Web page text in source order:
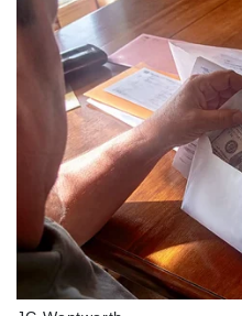
eSports
Hậu trường